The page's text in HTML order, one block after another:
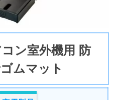
ン室外機用 防
ムマット